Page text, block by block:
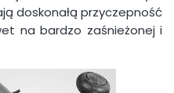
doskonałą przyczepność
na bardzo zaśnieżonej i